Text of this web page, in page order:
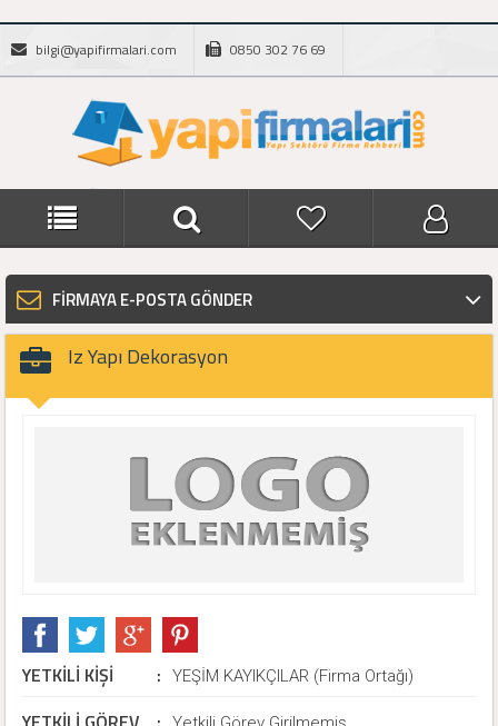
bilgi@yapifirmalari.com 0850 302 76 69
FİRMAYA E-POSTA GÖNDER
Iz Yapı Dekorasyon
YETKİLİ KİŞİ : YEŞİM KAYIKÇILAR (Firma Ortağı)